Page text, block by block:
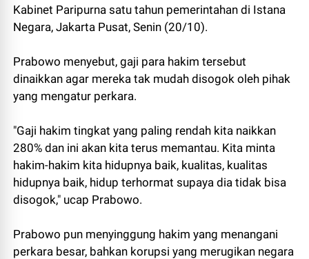
Kabinet Paripurna satu tahun pemerintahan di Istana
Negara, Jakarta Pusat, Senin (20/10).
Prabowo menyebut, gaji para hakim tersebut
dinaikkan agar mereka tak mudah disogok oleh pihak
yang mengatur perkara.
"Gaji hakim tingkat yang paling rendah kita naikkan
280% dan ini akan kita terus memantau. Kita minta
hakim-hakim kita hidupnya baik, kualitas, kualitas
hidupnya baik, hidup terhormat supaya dia tidak bisa
disogok," ucap Prabowo.
Prabowo pun menyinggung hakim yang menangani
perkara besar, bahkan korupsi yang merugikan negara